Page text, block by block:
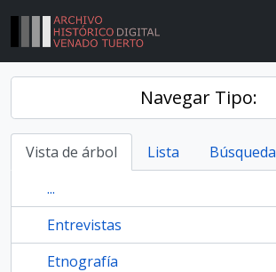
Skip to main content
Navegar Tipo:
Vista de árbol Lista
Búsqueda
...
Entrevistas
Etnografía